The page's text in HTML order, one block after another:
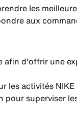
les
aux
d'offrir une
les activités
pour superviser